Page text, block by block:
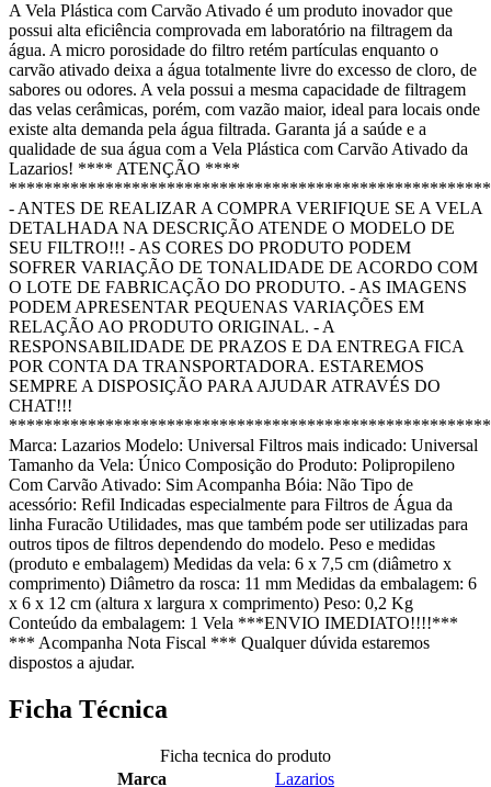
A Vela Plástica com Carvão Ativado é um produto inovador que
possui alta eficiência comprovada em laboratório na filtragem da
água. A micro porosidade do filtro retém partículas enquanto o
carvão ativado deixa a água totalmente livre do excesso de cloro, de
sabores ou odores. A vela possui a mesma capacidade de filtragem
das velas cerâmicas, porém, com vazão maior, ideal para locais onde
existe alta demanda pela água filtrada. Garanta já a saúde e a
qualidade de sua água com a Vela Plástica com Carvão Ativado da
Lazarios! **** ATENÇÃO ****
- ANTES DE REALIZAR A COMPRA VERIFIQUE SE A VELA
DETALHADA NA DESCRIÇÃO ATENDE O MODELO DE
SEU FILTRO!!! - AS CORES DO PRODUTO PODEM
SOFRER VARIAÇÃO DE TONALIDADE DE ACORDO COM
O LOTE DE FABRICAÇÃO DO PRODUTO. - AS IMAGENS
PODEM APRESENTAR PEQUENAS VARIAÇÕES EM
RELAÇÃO AO PRODUTO ORIGINAL. - A
RESPONSABILIDADE DE PRAZOS E DA ENTREGA FICA
POR CONTA DA TRANSPORTADORA. ESTAREMOS
SEMPRE A DISPOSIÇÃO PARA AJUDAR ATRAVÉS DO
CHAT!!!
Marca: Lazarios Modelo: Universal Filtros mais indicado: Universal
Tamanho da Vela: Único Composição do Produto: Polipropileno
Com Carvão Ativado: Sim Acompanha Bóia: Não Tipo de
acessório: Refil Indicadas especialmente para Filtros de Água da
linha Furacão Utilidades, mas que também pode ser utilizadas para
outros tipos de filtros dependendo do modelo. Peso e medidas
(produto e embalagem) Medidas da vela: 6 x 7,5 cm (diâmetro x
comprimento) Diâmetro da rosca: 11 mm Medidas da embalagem: 6
x 6 x 12 cm (altura x largura x comprimento) Peso: 0,2 Kg
Conteúdo da embalagem: 1 Vela ***ENVIO IMEDIATO!!!!***
*** Acompanha Nota Fiscal *** Qualquer dúvida estaremos
dispostos a ajudar.
Ficha Técnica
Ficha tecnica do produto
Marca
Lazarios